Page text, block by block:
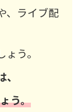
、ライブ配
う。
う。